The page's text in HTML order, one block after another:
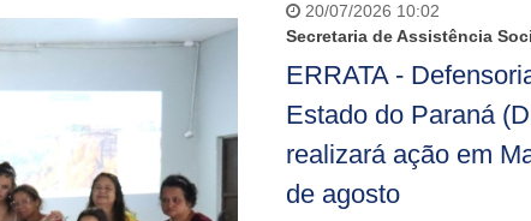
20/07/2026 10:02
Secretaria de Assistência
ERRATA -
Estado do Paraná
realizará ação em
de agosto